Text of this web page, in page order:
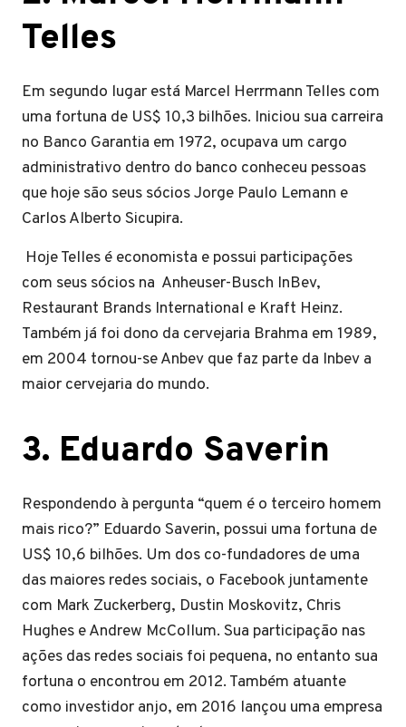
Telles
Em segundo lugar está Marcel Herrmann Telles com
uma fortuna de US$ 10,3 bilhões. Iniciou sua carreira
no Banco Garantia em 1972, ocupava um cargo
administrativo dentro do banco conheceu pessoas
que hoje são seus sócios Jorge Paulo Lemann e
Carlos Alberto Sicupira.
Hoje Telles é economista e possui participações
com seus sócios na Anheuser-Busch InBev,
Restaurant Brands International e Kraft Heinz.
Também já foi dono da cervejaria Brahma em 1989,
em 2004 tornou-se Anbev que faz parte da Inbev a
maior cervejaria do mundo.
3. Eduardo Saverin
Respondendo à pergunta “quem é o terceiro homem
mais rico?” Eduardo Saverin, possui uma fortuna de
US$ 10,6 bilhões. Um dos co-fundadores de uma
das maiores redes sociais, o Facebook juntamente
com Mark Zuckerberg, Dustin Moskovitz, Chris
Hughes e Andrew McCollum. Sua participação nas
ações das redes sociais foi pequena, no entanto sua
fortuna o encontrou em 2012. Também atuante
como investidor anjo, em 2016 lançou uma empresa